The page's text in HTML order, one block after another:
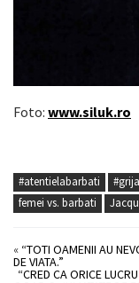
Foto: www.siluk.ro
#atentielabarbati
femei vs. barbati
« “TOTI OAMENII AU
DE VIATA.”
“CRED CA ORICE